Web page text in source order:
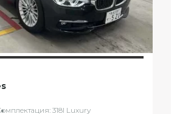
318I Luxury